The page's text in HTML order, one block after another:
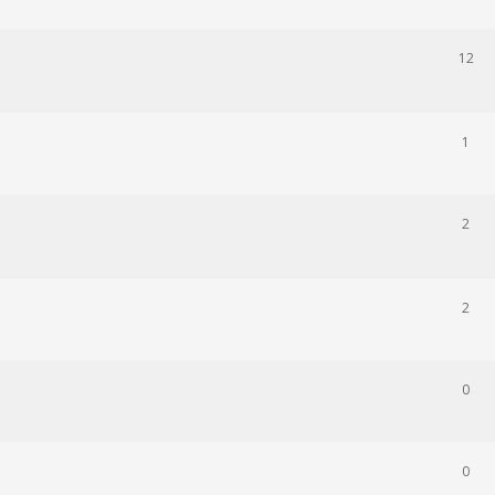
12
1
2
2
0
0